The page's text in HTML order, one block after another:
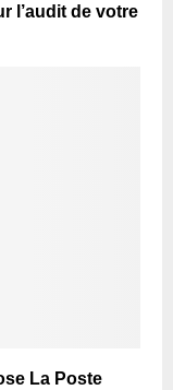
l’audit de votre
La Poste